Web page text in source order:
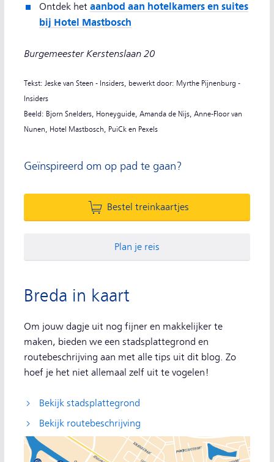
Ontdek het aanbod aan hotelkamers en suites
bij Hotel Mastbosch
Burgemeester Kerstenslaan 20
Tekst: Jeske van Steen - Insiders, bewerkt door: Myrthe Pijnenburg -
Insiders
Beeld: Bjorn Snelders, Honeyguide, Amanda de Nijs, Anne-Floor van
Nunen, Hotel Mastbosch, PuiCk en Pexels
Geïnspireerd om op pad te gaan?
Bestel treinkaartjes
Plan je reis
Breda in kaart
Om jouw dagje uit nog fijner en makkelijker te
maken, bieden we een stadsplattegrond en
routebeschrijving aan met alle tips uit dit blog. Zo
hoef je het niet allemaal zelf uit te vogelen!
Bekijk stadsplattegrond
Bekijk routebeschrijving